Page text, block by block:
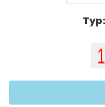
Typ: